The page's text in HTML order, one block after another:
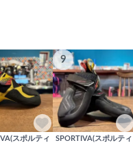
スポルティ
9
SPORTIVA(スポルティ